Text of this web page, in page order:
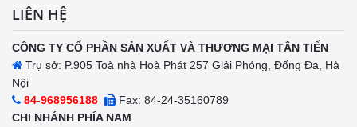
LIÊN HỆ
CÔNG TY CỔ PHẦN SẢN XUẤT VÀ THƯƠNG MẠI TÂN TIẾN
Trụ sở: P.905 Toà nhà Hoà Phát 257 Giải Phóng, Đống Đa, Hà
Nội
84-968956188
Fax: 84-24-35160789
CHI NHÁNH PHÍA NAM